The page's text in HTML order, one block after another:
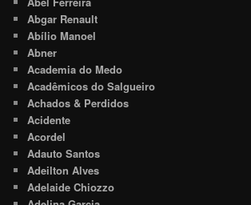
Abgar Renault
Abílio Manoel
Abner
Academia do Medo
Acadêmicos do Salgueiro
Achados & Perdidos
Acidente
Acordel
Adauto Santos
Adeilton Alves
Adelaide Chiozzo